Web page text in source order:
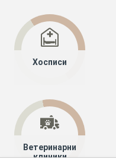
Хосписи
Ветеринарни
клиники